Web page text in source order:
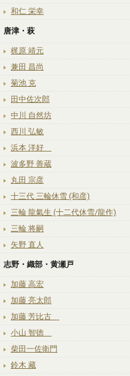
和仁 栄幸
唐津・萩
梶原 靖元
兼田 昌尚
菊池 克
田中佐次郎
中川 自然坊
西川 弘敏
浜本 洋好
波多野 善蔵
丸田 宗彦
十三代 三輪休雪 (和彦)
三輪 龍氣生 (十二代休雪/龍作)
三輪 将嗣
矢野 直人
志野・織部・黄瀬戸
加藤 高宏
加藤 亮太郎
加藤 芳比古
小山 智徳
柴田一佐衛門
鈴木 藏